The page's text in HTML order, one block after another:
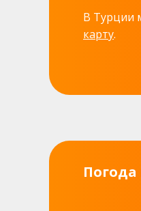
В Турции
карту.